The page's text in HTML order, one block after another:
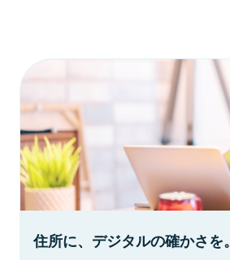
住所に、デジタルの確かさを。